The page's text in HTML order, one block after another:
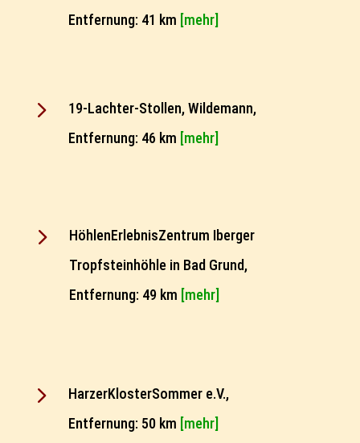
Entfernung: 41 km [mehr]
5
19-Lachter-Stollen, Wildemann,
Entfernung: 46 km [mehr]
5
HöhlenErlebnisZentrum Iberger
Tropfsteinhöhle in Bad Grund,
Entfernung: 49 km [mehr]
5
HarzerKlosterSommer e.V.,
Entfernung: 50 km [mehr]